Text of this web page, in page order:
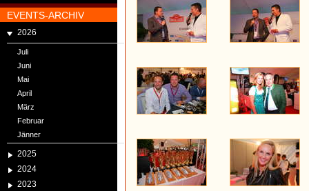
EVENTS-ARCHIV
2026
Juli
Juni
Mai
April
März
Februar
Jänner
2025
2024
2023